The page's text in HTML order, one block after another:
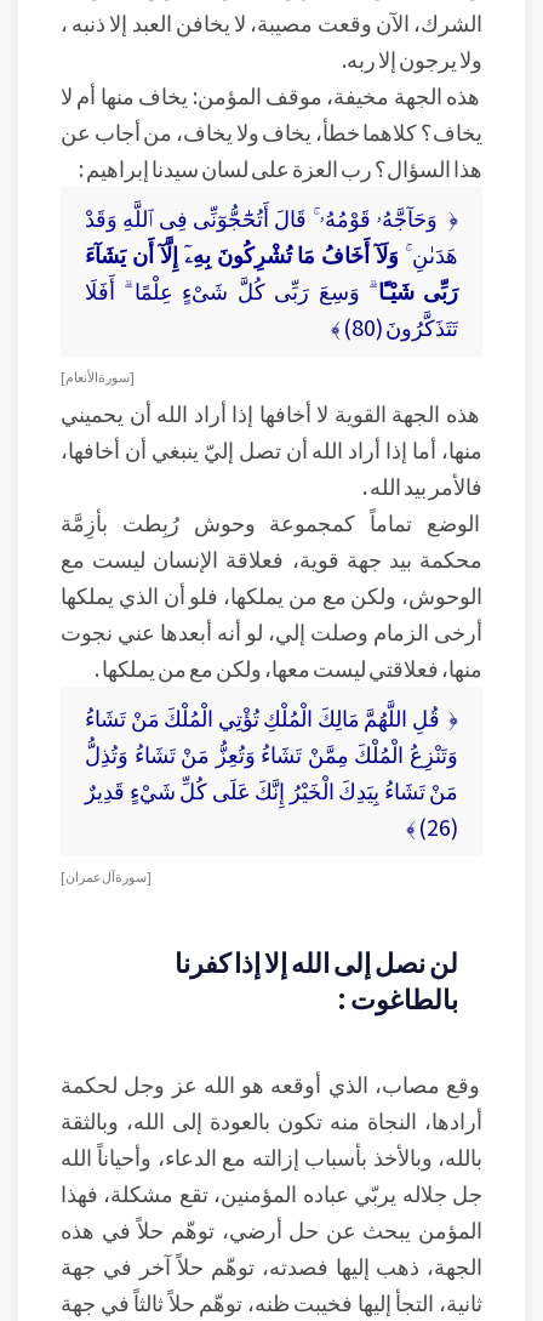
الشرك، الآن وقعت مصيبة، لا يخافن العبد إلا ذنبه ،
ولا يرجون إلا ربه.
هذه الجهة مخيفة، موقف المؤمن: يخاف منها أم لا
يخاف؟ كلاهما خطأ، يخاف ولا يخاف، من أجاب عن
هذا السؤال؟ رب العزة على لسان سيدنا إبراهيم :
﴿ وَحَآجَّهُۥ قَوْمُهُۥ ۚ قَالَ أَتُحَٰٓجُّوٓنِّى فِى ٱللَّهِ وَقَدْ
هَدَىٰنِ ۚ وَلَآ أَخَافُ مَا تُشْرِكُونَ بِهِۦٓ إِلَّآ أَن يَشَآءَ
رَبِّى شَيْـًٔا ۗ وَسِعَ رَبِّى كُلَّ شَىْءٍ عِلْمًا ۗ أَفَلَا
تَتَذَكَّرُونَ (80) ﴾
[ سورة الأنعام ]
هذه الجهة القوية لا أخافها إذا أراد الله أن يحميني
منها، أما إذا أراد الله أن تصل إليّ ينبغي أن أخافها،
فالأمر بيد الله .
الوضع تماماً كمجموعة وحوش رُبِطت بأزِمَّة
محكمة بيد جهة قوية، فعلاقة الإنسان ليست مع
الوحوش، ولكن مع من يملكها، فلو أن الذي يملكها
أرخى الزمام وصلت إلي، لو أنه أبعدها عني نجوت
منها، فعلاقتي ليست معها، ولكن مع من يملكها .
﴿ قُلِ اللَّهُمَّ مَالِكَ الْمُلْكِ تُؤْتِي الْمُلْكَ مَنْ تَشَاءُ
وَتَنْزِعُ الْمُلْكَ مِمَّنْ تَشَاءُ وَتُعِزُّ مَنْ تَشَاءُ وَتُذِلُّ
مَنْ تَشَاءُ بِيَدِكَ الْخَيْرُ إِنَّكَ عَلَى كُلِّ شَيْءٍ قَدِيرٌ
(26) ﴾
[ سورة آل عمران ]
لن نصل إلى الله إلا إذا كفرنا
بالطاغوت :
وقع مصاب، الذي أوقعه هو الله عز وجل لحكمة
أرادها، النجاة منه تكون بالعودة إلى الله، وبالثقة
بالله، وبالأخذ بأسباب إزالته مع الدعاء، وأحياناً الله
جل جلاله يربّي عباده المؤمنين، تقع مشكلة، فهذا
المؤمن يبحث عن حل أرضي، توهّم حلاً في هذه
الجهة، ذهب إليها فصدته، توهّم حلاً آخر في جهة
ثانية، التجأ إليها فخيبت ظنه، توهّم حلاً ثالثاً في جهة